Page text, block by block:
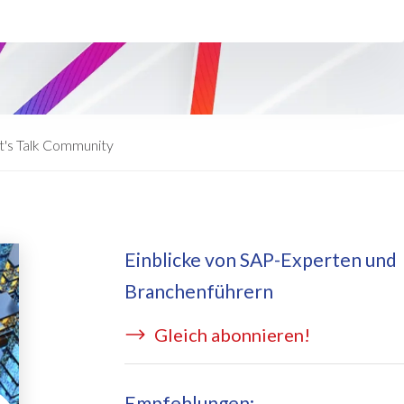
Form
Learning Request
auf Azure
BRIDGE Managed Services
Talk Community
Einblicke von SAP-Experten und
Branchenführern
Gleich abonnieren!